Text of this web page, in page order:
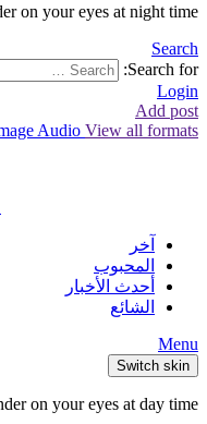
on your eyes at night time.
Search
Search for:
Login
Add post
Audio View all formats
آخر
المحبوب
أحدث الأخبار
الشائع
Menu
Switch skin
on your eyes at day time.